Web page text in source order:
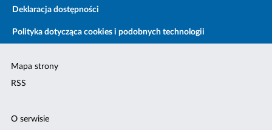
Deklaracja dostępności
Polityka dotycząca cookies i podobnych technologii
Mapa strony
RSS
O serwisie